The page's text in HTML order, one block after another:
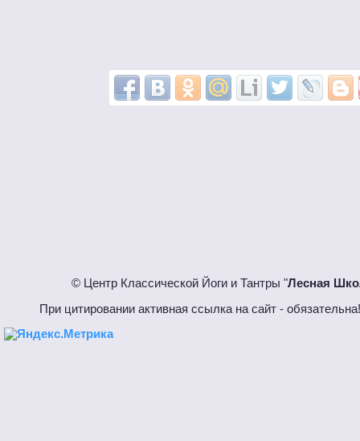
© Центр Классической Йоги и Тантры "Лесная
При цитировании активная ссылка на сайт -